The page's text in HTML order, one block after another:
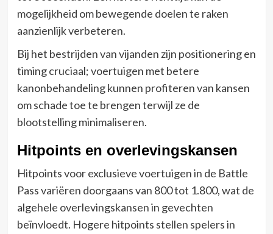
mogelijkheid om bewegende doelen te raken
aanzienlijk verbeteren.
Bij het bestrijden van vijanden zijn positionering en
timing cruciaal; voertuigen met betere
kanonbehandeling kunnen profiteren van kansen
om schade toe te brengen terwijl ze de
blootstelling minimaliseren.
Hitpoints en overlevingskansen
Hitpoints voor exclusieve voertuigen in de Battle
Pass variëren doorgaans van 800 tot 1.800, wat de
algehele overlevingskansen in gevechten
beïnvloedt. Hogere hitpoints stellen spelers in